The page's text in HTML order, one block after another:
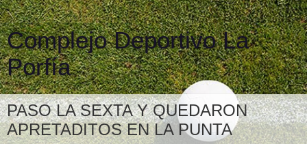
Complejo Deportivo La
Porfía
PASO LA SEXTA Y QUEDARON
APRETADITOS EN LA PUNTA